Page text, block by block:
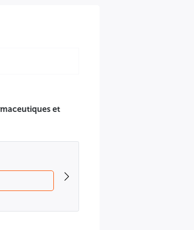
N° 01/2026
pharmaceutiques et autres produits destinés à